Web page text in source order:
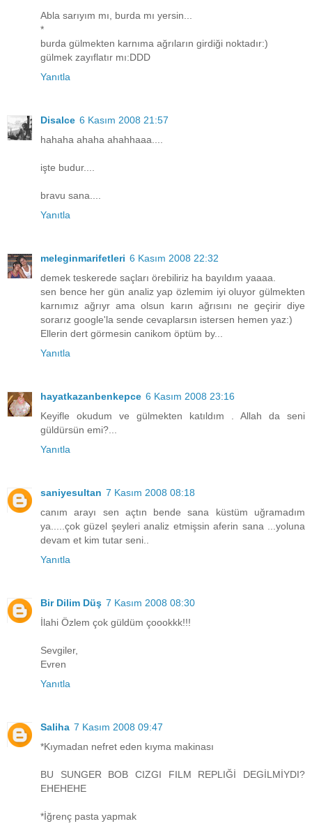
Abla sarıyım mı, burda mı yersin...
*
burda gülmekten karnıma ağrıların girdiği noktadır:)
gülmek zayıflatır mı:DDD
Yanıtla
Disalce 6 Kasım 2008 21:57
hahaha ahaha ahahhaaa....
işte budur....
bravu sana....
Yanıtla
meleginmarifetleri 6 Kasım 2008 22:32
demek teskerede saçları örebiliriz ha bayıldım yaaaa.
sen bence her gün analiz yap özlemim iyi oluyor gülmekten
karnımız ağrıyr ama olsun karın ağrısını ne geçirir diye
sorarız google'la sende cevaplarsın istersen hemen yaz:)
Ellerin dert görmesin canikom öptüm by...
Yanıtla
hayatkazanbenkepce 6 Kasım 2008 23:16
Keyifle okudum ve gülmekten katıldım . Allah da seni
güldürsün emi?...
Yanıtla
saniyesultan 7 Kasım 2008 08:18
canım arayı sen açtın bende sana küstüm uğramadım
ya.....çok güzel şeyleri analiz etmişsin aferin sana ...yoluna
devam et kim tutar seni..
Yanıtla
Bir Dilim Düş 7 Kasım 2008 08:30
İlahi Özlem çok güldüm çoookkk!!!
Sevgiler,
Evren
Yanıtla
Saliha 7 Kasım 2008 09:47
*Kıymadan nefret eden kıyma makinası
BU SUNGER BOB CIZGI FILM REPLIĞİ DEGİLMİYDI?
EHEHEHE
*İğrenç pasta yapmak